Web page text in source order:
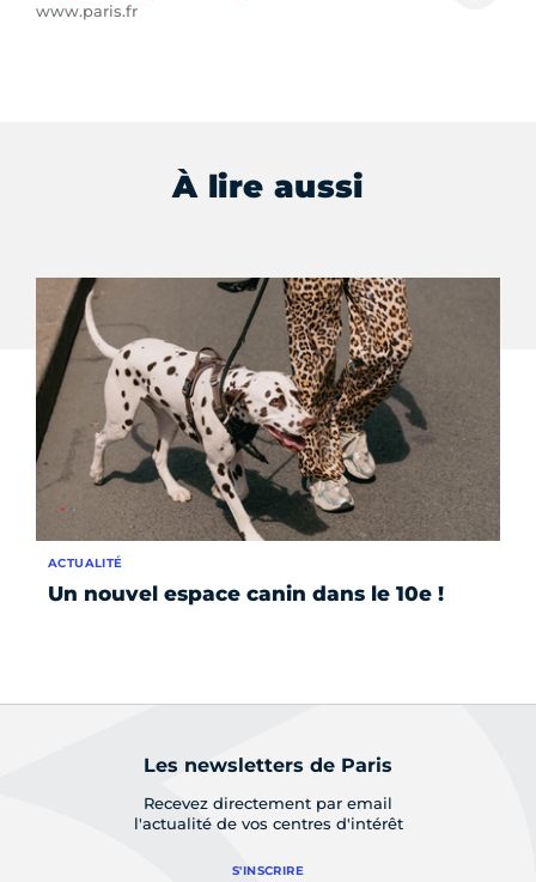
www.paris.fr
À lire aussi
Un nouvel espace canin dans le 10e !
ACTUALITÉ
Les newsletters de Paris
Recevez directement par email
l'actualité de vos centres d'intérêt
S'INSCRIRE